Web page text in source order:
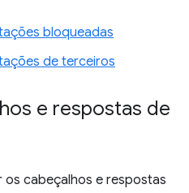
bloqueadas
de terceiros
e respostas de
os cabeçalhos e respostas